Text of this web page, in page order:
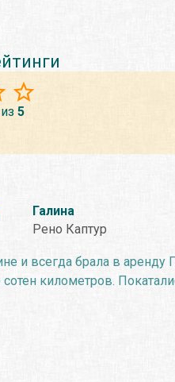
5
Галина
Рено Каптур
и всегда брала в аренду
сотен километров.